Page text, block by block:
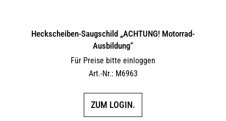
Heckscheiben-Saugschild „ACHTUNG! Motorrad-
Ausbildung“
Für Preise bitte einloggen
Art.-Nr.: M6963
ZUM LOGIN.